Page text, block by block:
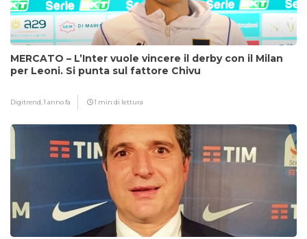
MERCATO – L’Inter vuole vincere il derby con il Milan
per Leoni. Si punta sul fattore Chivu
Digitrend,1 anno fa 1 min di lettura